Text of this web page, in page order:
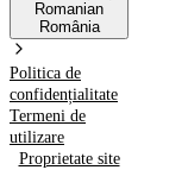
Romanian
România
Politica de
confidențialitate
Termeni de
utilizare
Proprietate site